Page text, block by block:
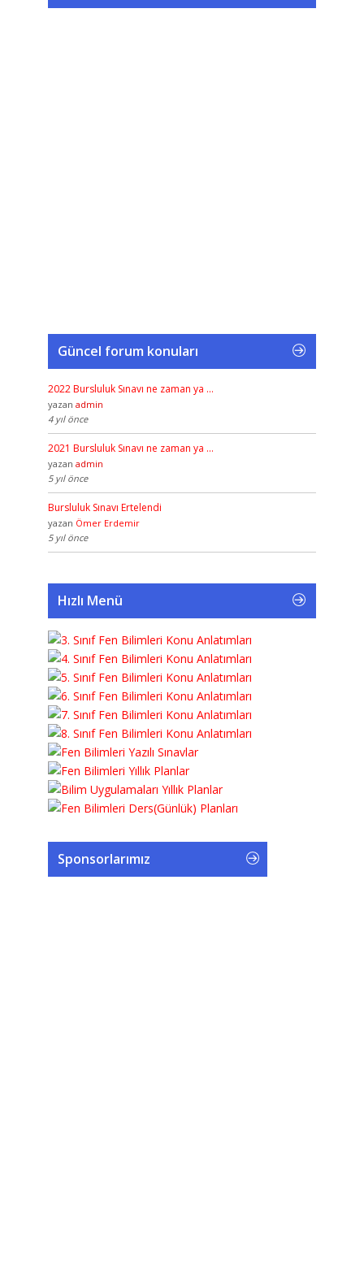
Güncel forum konuları
2022 Bursluluk Sınavı ne zaman ya …
yazan admin
4 yıl önce
2021 Bursluluk Sınavı ne zaman ya …
yazan admin
5 yıl önce
Bursluluk Sınavı Ertelendi
yazan Ömer Erdemir
5 yıl önce
Hızlı Menü
Sponsorlarımız